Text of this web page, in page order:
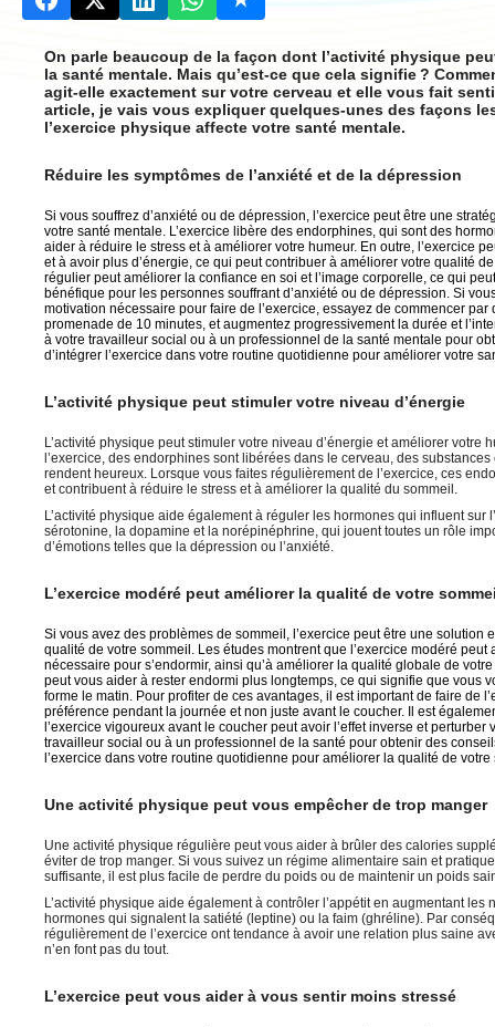
On parle beaucoup de la façon dont l’activité physique
la santé mentale. Mais qu’est-ce que cela signifie ?
agit-elle exactement sur votre cerveau et elle vous fait
article, je vais vous expliquer quelques-unes des façons
l’exercice physique affecte votre santé mentale.
Réduire les symptômes de l’anxiété et de la dépression
Si vous souffrez d’anxiété ou de dépression, l’exercice peut être une
votre santé mentale. L’exercice libère des endorphines, qui sont des
aider à réduire le stress et à améliorer votre humeur. En outre, l’exercice
et à avoir plus d’énergie, ce qui peut contribuer à améliorer votre qualité
régulier peut améliorer la confiance en soi et l’image corporelle, ce qui
bénéfique pour les personnes souffrant d’anxiété ou de dépression. Si
motivation nécessaire pour faire de l’exercice, essayez de commencer
promenade de 10 minutes, et augmentez progressivement la durée et
à votre travailleur social ou à un professionnel de la santé mentale pour
d’intégrer l’exercice dans votre routine quotidienne pour améliorer votre
L’activité physique peut stimuler votre niveau d’énergie
L’activité physique peut stimuler votre niveau d’énergie et améliorer votre
l’exercice, des endorphines sont libérées dans le cerveau, des
rendent heureux. Lorsque vous faites régulièrement de l’exercice, ces
et contribuent à réduire le stress et à améliorer la qualité du sommeil.
L’activité physique aide également à réguler les hormones qui influent sur
sérotonine, la dopamine et la norépinéphrine, qui jouent toutes un rôle
d’émotions telles que la dépression ou l’anxiété.
L’exercice modéré peut améliorer la qualité de votre
Si vous avez des problèmes de sommeil, l’exercice peut être une solution
qualité de votre sommeil. Les études montrent que l’exercice modéré peut
nécessaire pour s’endormir, ainsi qu’à améliorer la qualité globale de
peut vous aider à rester endormi plus longtemps, ce qui signifie que vous
forme le matin. Pour profiter de ces avantages, il est important de faire de
préférence pendant la journée et non juste avant le coucher. Il est
l’exercice vigoureux avant le coucher peut avoir l’effet inverse et perturber
travailleur social ou à un professionnel de la santé pour obtenir des
l’exercice dans votre routine quotidienne pour améliorer la qualité de votre
Une activité physique peut vous empêcher de trop manger
Une activité physique régulière peut vous aider à brûler des calories
éviter de trop manger. Si vous suivez un régime alimentaire sain et
suffisante, il est plus facile de perdre du poids ou de maintenir un poids
L’activité physique aide également à contrôler l’appétit en augmentant les
hormones qui signalent la satiété (leptine) ou la faim (ghréline). Par
régulièrement de l’exercice ont tendance à avoir une relation plus saine
n’en font pas du tout.
L’exercice peut vous aider à vous sentir moins stressé